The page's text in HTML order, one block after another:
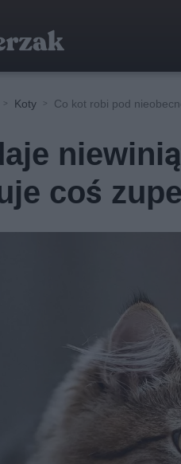
Koty Co kot robi pod
coś